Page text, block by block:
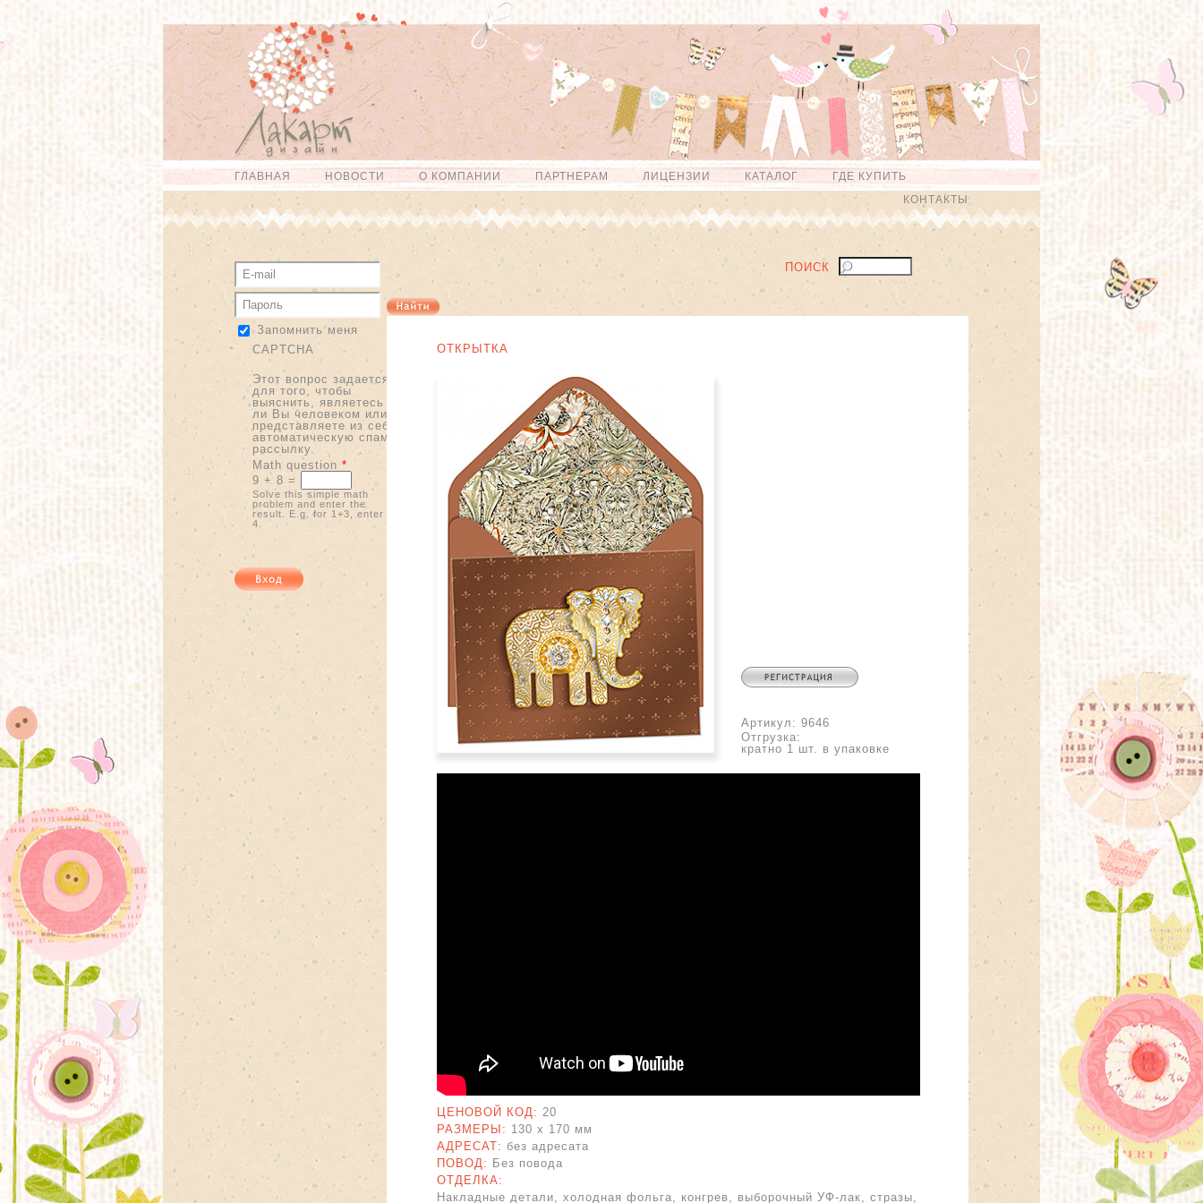
Перейти к
основному
содержанию
Skip to
navigation
Главное меню
ГЛАВНАЯ НОВОСТИ О КОМПАНИИ ПАРТНЕРАМ ЛИЦЕНЗИИ КАТАЛОГ
ГДЕ КУПИТЬ
КОНТАКТЫ
Запомнить меня
CAPTCHA
Этот вопрос задается
для того, чтобы
выяснить, являетесь
ли Вы человеком или
представляете из себя
автоматическую спам-
рассылку.
Math question *
9 + 8 =
Solve this simple math
problem and enter the
result. E.g. for 1+3, enter
4.
ПОИСК
ОТКРЫТКА
Артикул: 9646
Отгрузка:
кратно 1 шт. в упаковке
ЦЕНОВОЙ КОД: 20
РАЗМЕРЫ: 130 x 170 мм
АДРЕСАТ: без адресата
ПОВОД: Без повода
ОТДЕЛКА:
Накладные детали, холодная фольга, конгрев, выборочный УФ-лак, стразы,